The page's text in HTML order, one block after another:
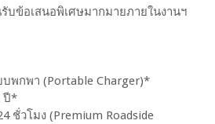
รับข้อเสนอพิเศษมากมายภายในงานฯ
พกพา (Portable Charger)*
ปี*
ชั่วโมง (Premium Roadside